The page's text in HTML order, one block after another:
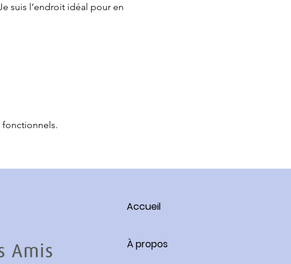
suis l’endroit idéal pour en
fonctionnels.
Accueil
À propos